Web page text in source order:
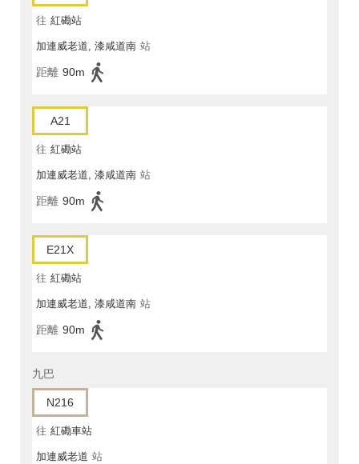
往 紅磡站
加連威老道, 漆咸道南 站
距離 90m
A21
往 紅磡站
加連威老道, 漆咸道南 站
距離 90m
E21X
往 紅磡站
加連威老道, 漆咸道南 站
距離 90m
九巴
N216
往 紅磡車站
加連威老道 站